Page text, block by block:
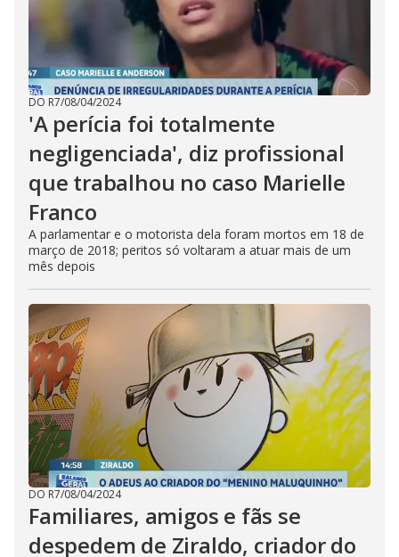
DO R7/08/04/2024
'A perícia foi totalmente
negligenciada', diz profissional
que trabalhou no caso Marielle
Franco
A parlamentar e o motorista dela foram mortos em 18 de
março de 2018; peritos só voltaram a atuar mais de um
mês depois
DO R7/08/04/2024
Familiares, amigos e fãs se
despedem de Ziraldo, criador do